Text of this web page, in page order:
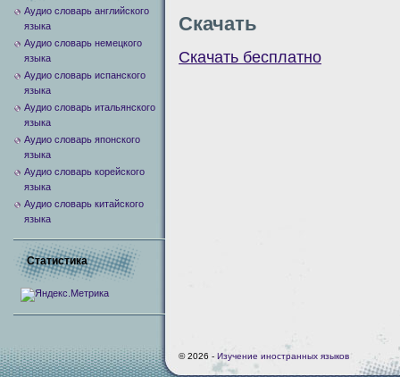
Скачать
Скачать бесплатно
Аудио словарь английского
языка
Аудио словарь немецкого
языка
Аудио словарь испанского
языка
Аудио словарь итальянского
языка
Аудио словарь японского
языка
Аудио словарь корейского
языка
Аудио словарь китайского
языка
Статистика
© 2026 - Изучение иностранных языков